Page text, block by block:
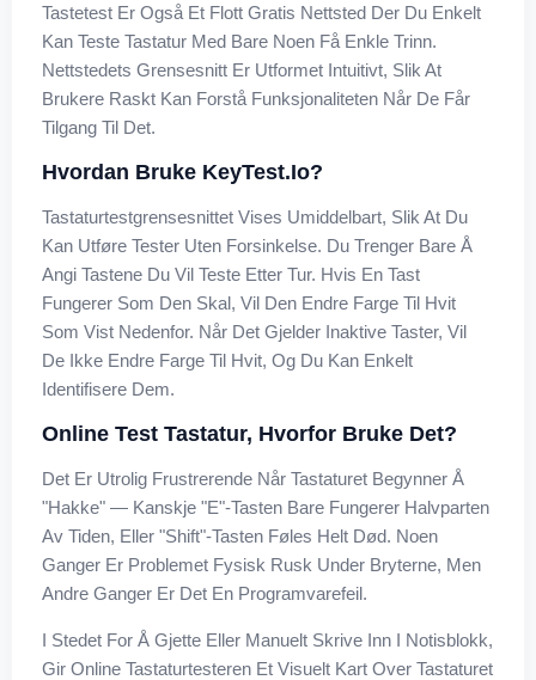
Tastetest Er Også Et Flott Gratis Nettsted Der Du Enkelt
Kan Teste Tastatur Med Bare Noen Få Enkle Trinn.
Nettstedets Grensesnitt Er Utformet Intuitivt, Slik At
Brukere Raskt Kan Forstå Funksjonaliteten Når De Får
Tilgang Til Det.
Hvordan Bruke KeyTest.io?
Tastaturtestgrensesnittet Vises Umiddelbart, Slik At Du
Kan Utføre Tester Uten Forsinkelse. Du Trenger Bare Å
Angi Tastene Du Vil Teste Etter Tur. Hvis En Tast
Fungerer Som Den Skal, Vil Den Endre Farge Til Hvit
Som Vist Nedenfor. Når Det Gjelder Inaktive Taster, Vil
De Ikke Endre Farge Til Hvit, Og Du Kan Enkelt
Identifisere Dem.
Online Test Tastatur, Hvorfor Bruke Det?
Det Er Utrolig Frustrerende Når Tastaturet Begynner Å
"hakke" — Kanskje "E"-Tasten Bare Fungerer Halvparten
Av Tiden, Eller "Shift"-Tasten Føles Helt Død. Noen
Ganger Er Problemet Fysisk Rusk Under Bryterne, Men
Andre Ganger Er Det En Programvarefeil.
I Stedet For Å Gjette Eller Manuelt Skrive Inn I Notisblokk,
Gir Online Tastaturtesteren Et Visuelt Kart Over Tastaturet